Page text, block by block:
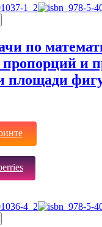
по
и
площади